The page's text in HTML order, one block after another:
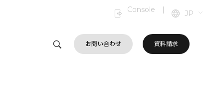
Console | JP
お問い合わせ 資料請求